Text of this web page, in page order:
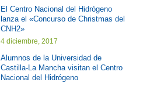
El Centro Nacional del Hidrógeno
lanza el «Concurso de Christmas del
CNH2»
4 diciembre, 2017
Alumnos de la Universidad de
Castilla-La Mancha visitan el Centro
Nacional del Hidrógeno